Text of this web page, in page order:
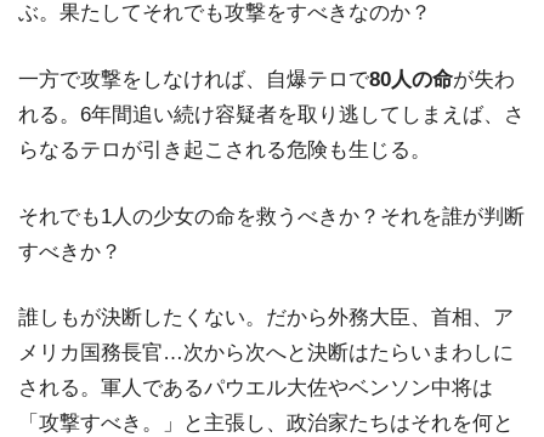
ぶ。果たしてそれでも攻撃をすべきなのか？
一方で攻撃をしなければ、自爆テロで80人の命が失わ
れる。6年間追い続け容疑者を取り逃してしまえば、さ
らなるテロが引き起こされる危険も生じる。
それでも1人の少女の命を救うべきか？それを誰が判断
すべきか？
誰しもが決断したくない。だから外務大臣、首相、ア
メリカ国務長官…次から次へと決断はたらいまわしに
される。軍人であるパウエル大佐やベンソン中将は
「攻撃すべき。」と主張し、政治家たちはそれを何と